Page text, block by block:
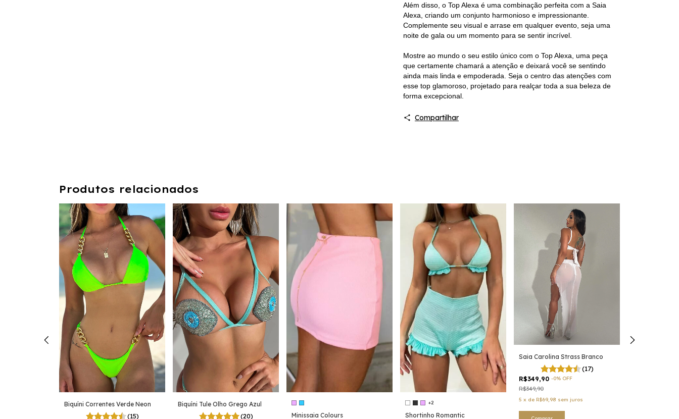
Além disso, o Top Alexa é uma combinação perfeita com a Saia
Alexa, criando um conjunto harmonioso e impressionante.
Complemente seu visual e arrase em qualquer evento, seja uma
noite de gala ou um momento para se sentir incrível.
Mostre ao mundo o seu estilo único com o Top Alexa, uma peça
que certamente chamará a atenção e deixará você se sentindo
ainda mais linda e empoderada. Seja o centro das atenções com
esse top glamoroso, projetado para realçar toda a sua beleza de
forma excepcional.
Compartilhar
Produtos relacionados
Biquíni Correntes Verde Neon
(15)
Biquíni Tule Olho Grego Azul
(20) Minissaia Colours
+2
Shortinho Romantic
Saia Carolina Strass Branco
(17)
R$349,90 -0% OFF
R$349,90
5 x de R$69,98 sem juros